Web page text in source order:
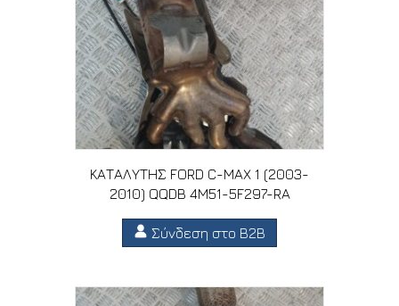
ΚΑΤΑΛΥΤΗΣ FORD C-MAX 1 (2003-
2010) QQDB 4M51-5F297-RA
Σύνδεση στο B2B